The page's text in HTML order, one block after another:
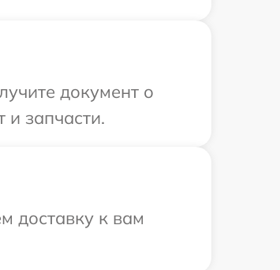
документ о
запчасти.
доставку к вам